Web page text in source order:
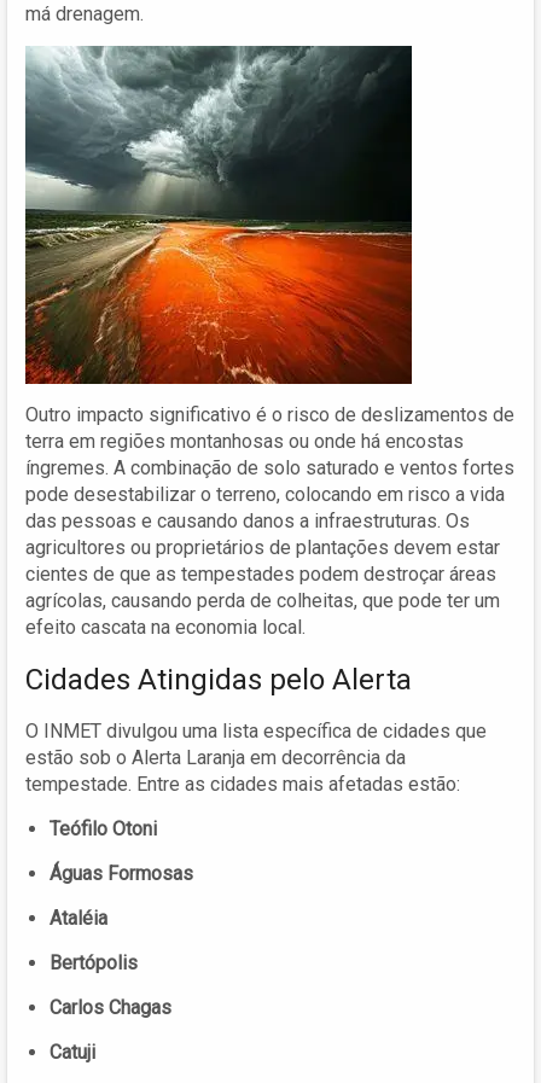
má drenagem.
Outro impacto significativo é o risco de deslizamentos de
terra em regiões montanhosas ou onde há encostas
íngremes. A combinação de solo saturado e ventos fortes
pode desestabilizar o terreno, colocando em risco a vida
das pessoas e causando danos a infraestruturas. Os
agricultores ou proprietários de plantações devem estar
cientes de que as tempestades podem destroçar áreas
agrícolas, causando perda de colheitas, que pode ter um
efeito cascata na economia local.
Cidades Atingidas pelo Alerta
O INMET divulgou uma lista específica de cidades que
estão sob o Alerta Laranja em decorrência da
tempestade. Entre as cidades mais afetadas estão:
Teófilo Otoni
Águas Formosas
Ataléia
Bertópolis
Carlos Chagas
Catuji